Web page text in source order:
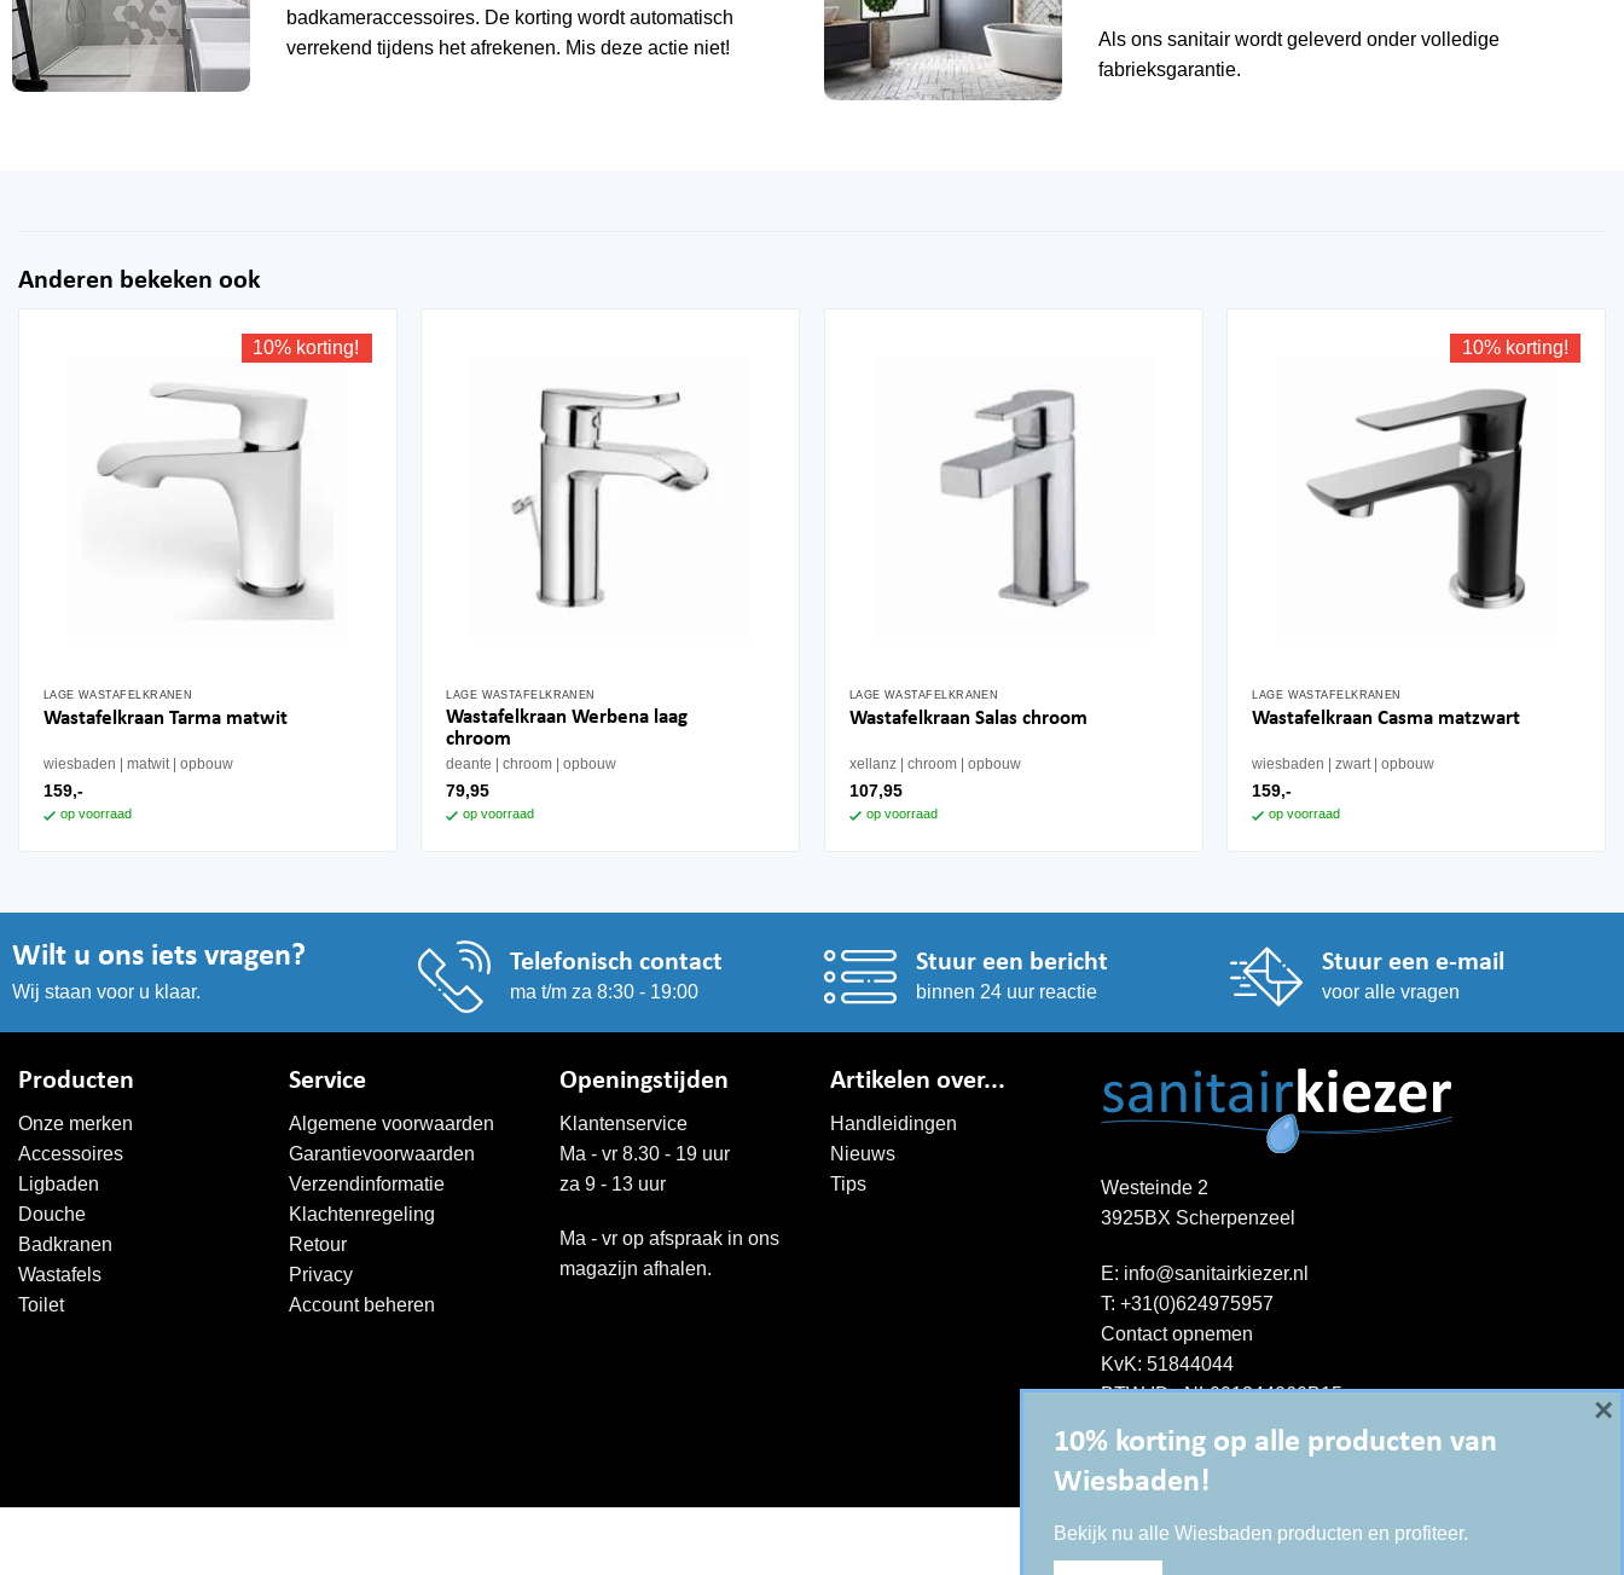
badkameraccessoires. De korting wordt automatisch
verrekend tijdens het afrekenen. Mis deze actie niet!
Als ons sanitair wordt geleverd onder volledige
fabrieksgarantie.
Anderen bekeken ook
10% korting!
LAGE WASTAFELKRANEN
Wastafelkraan Tarma matwit
wiesbaden matwit opbouw
159,-
op voorraad
LAGE WASTAFELKRANEN
Wastafelkraan Werbena laag
chroom
deante chroom opbouw
79,95
op voorraad
LAGE WASTAFELKRANEN
Wastafelkraan Salas chroom
xellanz chroom opbouw
107,95
op voorraad
10% korting!
LAGE WASTAFELKRANEN
Wastafelkraan Casma matzwart
wiesbaden zwart opbouw
159,-
op voorraad
Wilt u ons iets vragen?
Wij staan voor u klaar.
Telefonisch contact
ma t/m za 8:30 - 19:00
Stuur een bericht
binnen 24 uur reactie
Stuur een e-mail
voor alle vragen
Producten
Onze merken
Accessoires
Ligbaden
Douche
Badkranen
Wastafels
Toilet
Service
Algemene voorwaarden
Garantievoorwaarden
Verzendinformatie
Klachtenregeling
Retour
Privacy
Account beheren
Openingstijden
Klantenservice
Ma - vr 8.30 - 19 uur
za 9 - 13 uur
Ma - vr op afspraak in ons
magazijn afhalen.
Artikelen over...
Handleidingen
Nieuws
Tips
Westeinde 2
3925BX Scherpenzeel
E: info@sanitairkiezer.nl
T: +31(0)624975957
Contact opnemen
KvK: 51844044
BTW-ID : NL001344060B15
10% korting op alle producten van
Wiesbaden!
Bekijk nu alle Wiesbaden producten en profiteer.
×